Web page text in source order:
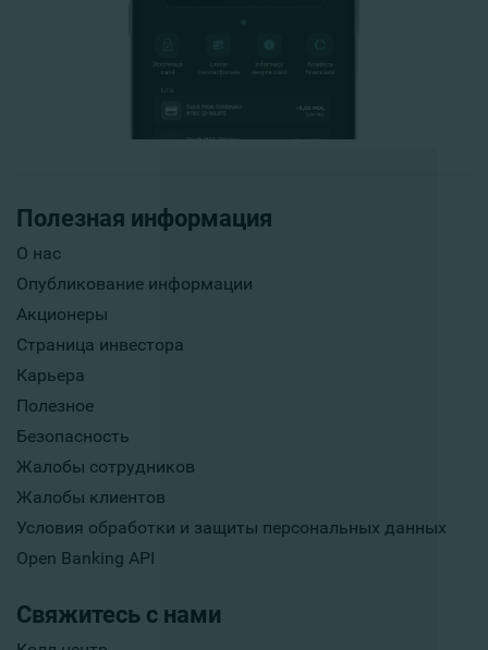
Полезная информация
О нас
Опубликование информации
Акционеры
Страница инвестора
Карьера
Полезное
Безопасность
Жалобы сотрудников
Жалобы клиентов
Условия обработки и защиты персональных данных
Open Banking API
Свяжитесь с нами